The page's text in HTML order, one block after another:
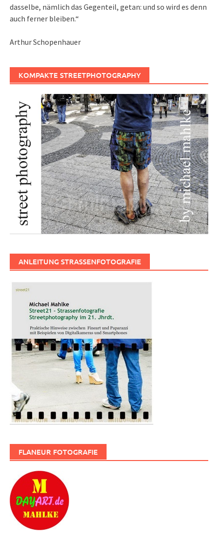
dasselbe, nämlich das Gegenteil, getan: und so wird es denn
auch ferner bleiben.“
Arthur Schopenhauer
KOMPAKTE STREETPHOTOGRAPHY
ANLEITUNG STRASSENFOTOGRAFIE
FLANEUR FOTOGRAFIE